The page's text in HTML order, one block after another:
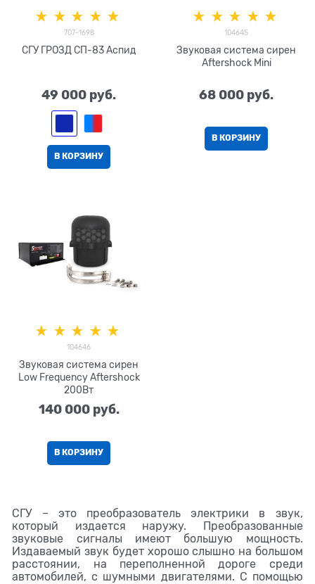
707-1698
СГУ ГРОЗД СП-83 Аспид
49 000 руб.
В КОРЗИНУ
104645
Звуковая система сирен
Aftershock Mini
68 000 руб.
В КОРЗИНУ
104646
Звуковая система сирен
Low Frequency Aftershock
200Вт
140 000 руб.
В КОРЗИНУ
СГУ – это преобразователь электрики в звук,
который издается наружу. Преобразованные
звуковые сигналы имеют большую мощность.
Издаваемый звук будет хорошо слышно на большом
расстоянии, на переполненной дороге среди
автомобилей, с шумными двигателями. С помощью